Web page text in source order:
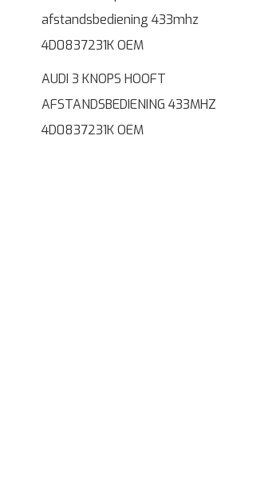
AUDI 3 KNOPS HOOFT
AFSTANDSBEDIENING 433MHZ
4D0837231K OEM